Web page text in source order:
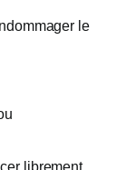
le